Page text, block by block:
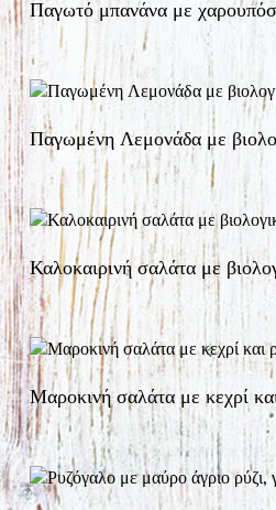
Παγωτό μπανάνα με
Παγωμένη Λεμονάδα με
Καλοκαιρινή σαλάτα με
Μαροκινή σαλάτα με κεχρί